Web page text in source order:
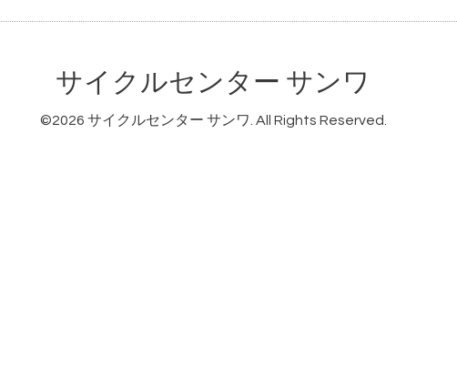
サイクルセンター サンワ
©2026 サイクルセンター サンワ. All Rights Reserved.